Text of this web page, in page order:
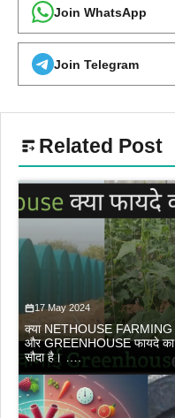
Join WhatsApp
Join Telegram
Related Post
17 May 2024
क्या NETHOUSE FARMING
और GREENHOUSE फायदे का
सौदा है। ….